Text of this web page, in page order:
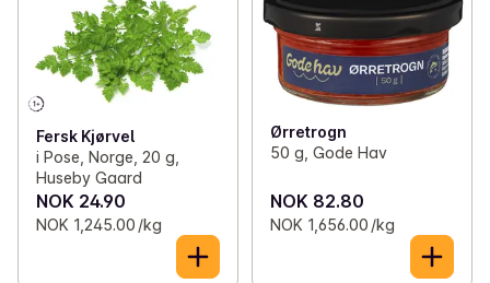
Fersk Kjørvel
i Pose, Norge, 20 g,
Huseby Gaard
NOK 24.90
NOK 1,245.00 /kg
Ørretrogn
50 g, Gode Hav
NOK 82.80
NOK 1,656.00 /kg